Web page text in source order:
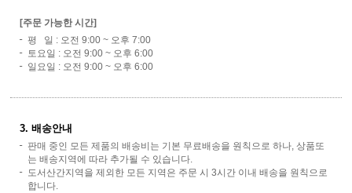
[주문 가능한 시간]
평 일 : 오전 9:00 ~ 오후 7:00
토요일 : 오전 9:00 ~ 오후 6:00
일요일 : 오전 9:00 ~ 오후 6:00
3. 배송안내
판매 중인 모든 제품의 배송비는 기본 무료배송을 원칙으로 하나, 상품또
는 배송지역에 따라 추가될 수 있습니다.
도서산간지역을 제외한 모든 지역은 주문 시 3시간 이내 배송을 원칙으로
합니다.